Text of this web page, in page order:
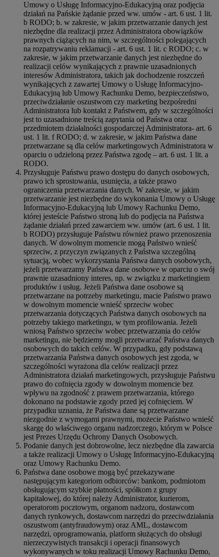
Umowy o Usługę Informacyjno-Edukacyjną oraz podjęcia
działań na Pańskie żądanie przed ww. umów - art. 6 ust. 1 lit.
b RODO; b. w zakresie, w jakim przetwarzanie danych jest
niezbędne dla realizacji przez Administratora obowiązków
prawnych ciążących na nim, w szczególności polegających
na rozpatrywaniu reklamacji - art. 6 ust. 1 lit. c RODO; c. w
zakresie, w jakim przetwarzanie danych jest niezbędne do
realizacji celów wynikających z prawnie uzasadnionych
interesów Administratora, takich jak dochodzenie roszczeń
wynikających z zawartej Umowy o Usługę Informacyjno-
Edukacyjną lub Umowy Rachunku Demo, bezpieczeństwo,
przeciwdziałanie oszustwom czy marketing bezpośredni
Administratora lub kontakt z Państwem, gdy w szczególności
jest to uzasadnione treścią zapytania od Państwa oraz
przedmiotem działalności gospodarczej Administratora- art. 6
ust. 1 lit. f RODO; d. w zakresie, w jakim Państwa dane
przetwarzane są dla celów marketingowych Administratora w
oparciu o udzieloną przez Państwa zgodę – art. 6 ust. 1 lit. a
RODO.
Przysługuje Państwu prawo dostępu do danych osobowych,
prawo ich sprostowania, usunięcia, a także prawo
ograniczenia przetwarzania danych. W zakresie, w jakim
przetwarzanie jest niezbędne do wykonania Umowy o Usługę
Informacyjno-Edukacyjną lub Umowy Rachunku Demo,
której jesteście Państwo stroną lub do podjęcia na Państwa
żądanie działań przed zawarciem ww. umów (art. 6 ust. 1 lit.
b RODO) przysługuje Państwu również prawo przenoszenia
danych. W dowolnym momencie mogą Państwo wnieść
sprzeciw, z przyczyn związanych z Państwa szczególną
sytuacją, wobec wykorzystania Państwa danych osobowych,
jeżeli przetwarzamy Państwa dane osobowe w oparciu o swój
prawnie uzasadniony interes, np. w związku z marketingiem
produktów i usług. Jeżeli Państwa dane osobowe są
przetwarzane na potrzeby marketingu, macie Państwo prawo
w dowolnym momencie wnieść sprzeciw wobec
przetwarzania dotyczących Państwa danych osobowych na
potrzeby takiego marketingu, w tym profilowania. Jeżeli
wniosą Państwo sprzeciw wobec przetwarzania do celów
marketingu, nie będziemy mogli przetwarzać Państwa danych
osobowych do takich celów. W przypadku, gdy podstawą
przetwarzania Państwa danych osobowych jest zgoda, w
szczególności wyrażona dla celów realizacji przez
Administratora działań marketingowych, przysługuje Państwu
prawo do cofnięcia zgody w dowolnym momencie bez
wpływu na zgodność z prawem przetwarzania, którego
dokonano na podstawie zgody przed jej cofnięciem. W
przypadku uznania, że Państwa dane są przetwarzane
niezgodnie z wymogami prawnymi, możecie Państwo wnieść
skargę do właściwego organu nadzorczego, którym w Polsce
jest Prezes Urzędu Ochrony Danych Osobowych.
Podanie danych jest dobrowolne, lecz niezbędne dla zawarcia
a także realizacji Umowy o Usługę Informacyjno-Edukacyjną
oraz Umowy Rachunku Demo.
Państwa dane osobowe mogą być przekazywane
następującym kategoriom odbiorców: bankom, podmiotom
obsługującym szybkie płatności, spółkom z grupy
kapitałowej, do której należy Administrator, kurierom,
operatorom pocztowym, organom nadzoru, dostawcom
danych rynkowych, dostawcom narzędzi do przeciwdziałania
oszustwom (antyfraudowym) oraz AML, dostawcom
narzędzi, oprogramowania, platform służących do obsługi
nierzeczywistych transakcji i operacji finansowych
wykonywanych w toku realizacji Umowy Rachunku Demo,